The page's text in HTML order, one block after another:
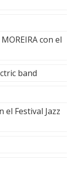
con el
band
el Festival Jazz